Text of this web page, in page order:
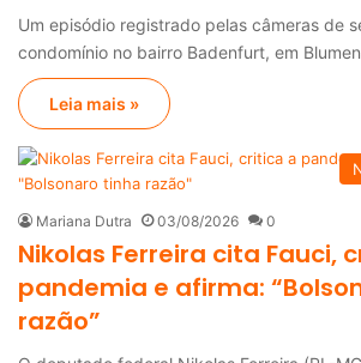
Um episódio registrado pelas câmeras de
condomínio no bairro Badenfurt, em
Leia mais »
Mariana Dutra 03/08/2026 0
Nikolas Ferreira cita Fauci,
pandemia e afirma:
razão”